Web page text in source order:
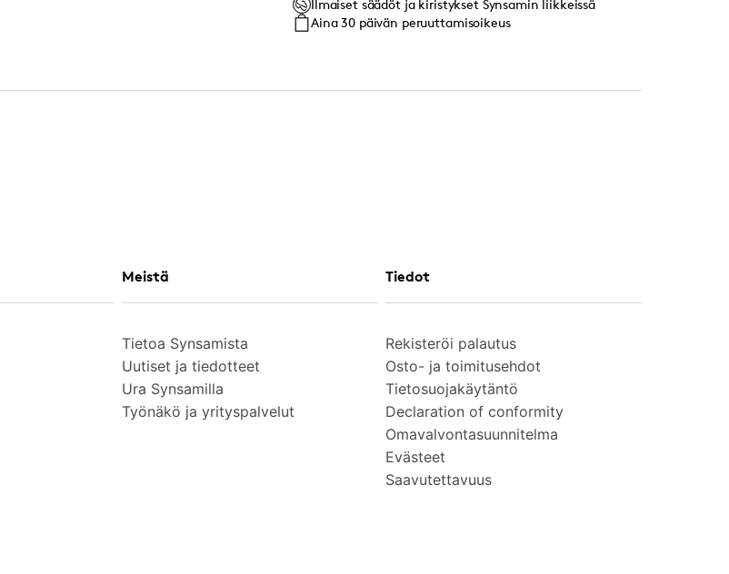
Ilmaiset säädöt ja kiristykset Synsamin liikkeissä
Aina 30 päivän peruuttamisoikeus
Meistä
Tietoa Synsamista
Uutiset ja tiedotteet
Ura Synsamilla
Työnäkö ja yrityspalvelut
Tiedot
Rekisteröi palautus
Osto- ja toimitusehdot
Tietosuojakäytäntö
Declaration of conformity
Omavalvontasuunnitelma
Evästeet
Saavutettavuus